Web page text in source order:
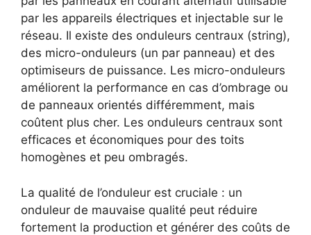
par les appareils électriques et injectable sur le
réseau. Il existe des onduleurs centraux (string),
des micro-onduleurs (un par panneau) et des
optimiseurs de puissance. Les micro-onduleurs
améliorent la performance en cas d’ombrage ou
de panneaux orientés différemment, mais
coûtent plus cher. Les onduleurs centraux sont
efficaces et économiques pour des toits
homogènes et peu ombragés.
La qualité de l’onduleur est cruciale : un
onduleur de mauvaise qualité peut réduire
fortement la production et générer des coûts de